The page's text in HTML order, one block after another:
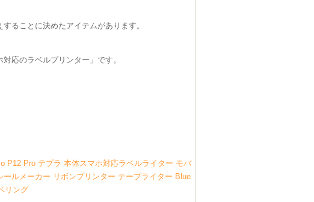
ることに決めたアイテムがあります。
応のラベルプリンター」です。
P12 Pro テプラ 本体スマホ対応ラベルライター モバ
ルメーカー リボンプリンター テープライター Blue
リング